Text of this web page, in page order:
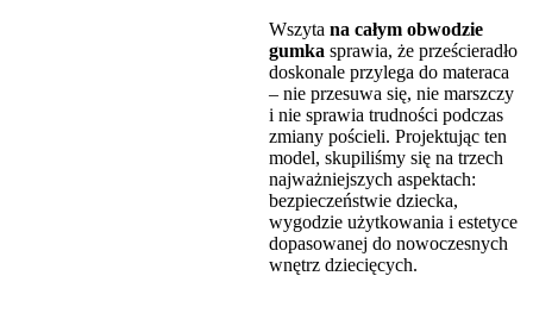
Wszyta na całym obwodzie
gumka sprawia, że prześcieradło
doskonale przylega do materaca
– nie przesuwa się, nie marszczy
i nie sprawia trudności podczas
zmiany pościeli. Projektując ten
model, skupiliśmy się na trzech
najważniejszych aspektach:
bezpieczeństwie dziecka,
wygodzie użytkowania i estetyce
dopasowanej do nowoczesnych
wnętrz dziecięcych.